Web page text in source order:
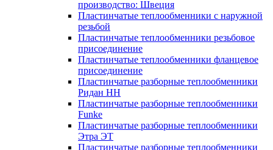
производство: Швеция
Пластинчатые теплообменники с наружной
резьбой
Пластинчатые теплообменники резьбовое
присоединение
Пластинчатые теплообменники фланцевое
присоединение
Пластинчатые разборные теплообменники
Ридан НН
Пластинчатые разборные теплообменники
Funke
Пластинчатые разборные теплообменники
Этра ЭТ
Пластинчатые разборные теплообменники